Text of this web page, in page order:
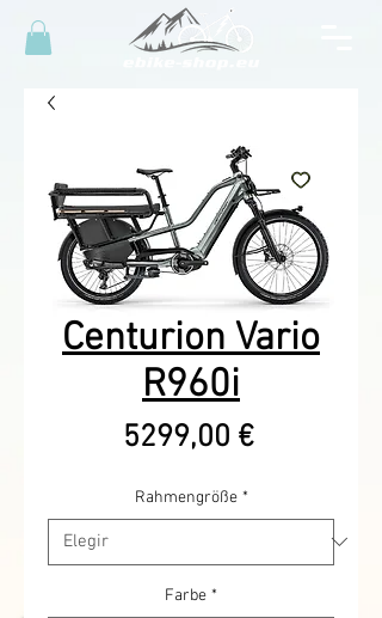
Centurion Vario
R960i
5299,00 €Precio
Rahmengröße *
Farbe *